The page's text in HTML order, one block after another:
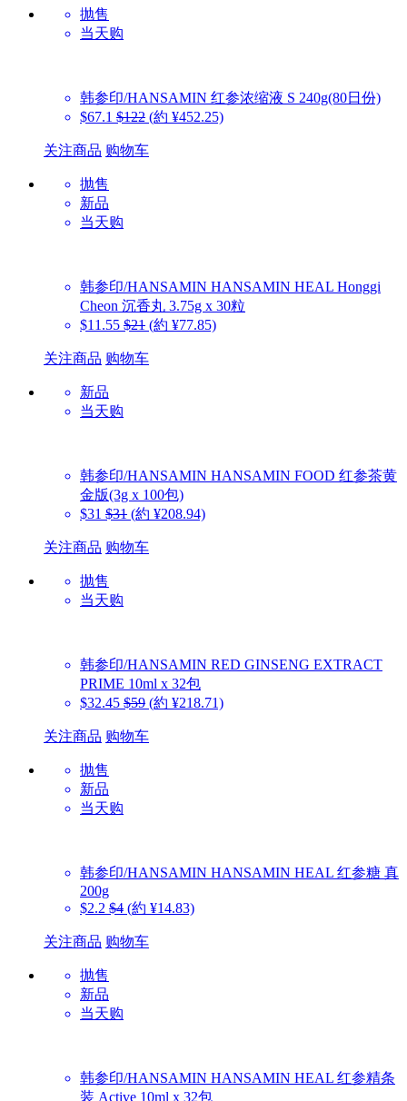
抛售
当天购
韩参印/HANSAMIN 红参浓缩液 S 240g(80日份)
$67.1 $122 (約 ¥452.25)
关注商品 购物车
抛售
新品
当天购
韩参印/HANSAMIN HANSAMIN HEAL Honggi
Cheon 沉香丸 3.75g x 30粒
$11.55 $21 (約 ¥77.85)
关注商品 购物车
新品
当天购
韩参印/HANSAMIN HANSAMIN FOOD 红参茶黄
金版(3g x 100包)
$31 $31 (約 ¥208.94)
关注商品 购物车
抛售
当天购
韩参印/HANSAMIN RED GINSENG EXTRACT
PRIME 10ml x 32包
$32.45 $59 (約 ¥218.71)
关注商品 购物车
抛售
新品
当天购
韩参印/HANSAMIN HANSAMIN HEAL 红参糖 真
200g
$2.2 $4 (約 ¥14.83)
关注商品 购物车
抛售
新品
当天购
韩参印/HANSAMIN HANSAMIN HEAL 红参精条
装 Active 10ml x 32包